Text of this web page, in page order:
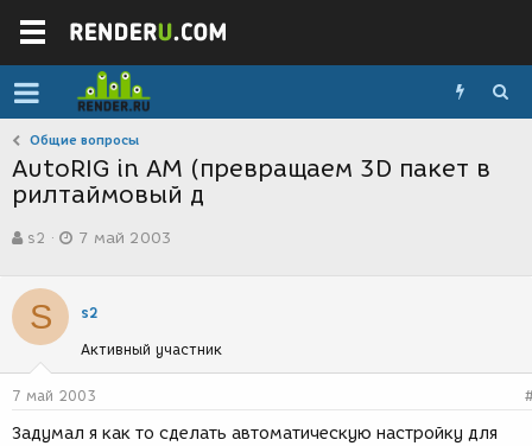
Общие вопросы
AutoRIG in AM (превращаем 3D пакет в
рилтаймовый д
в
о
р
т
е
м
ы
s2
а
с
з
д
а
и
7 май 2003
S s2
Активный участник
7 май 2003
Задумал я как то сделать автоматическую настройку для